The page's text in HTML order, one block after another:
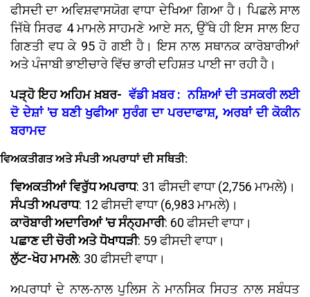
ਫੀਸਦੀ ਦਾ ਅਵਿਸ਼ਵਾਸਯੋਗ ਵਾਧਾ ਦੇਖਿਆ ਗਿਆ ਹੈ। ਪਿਛਲੇ ਸਾਲ
ਜਿੱਥੇ ਸਿਰਫ 4 ਮਾਮਲੇ ਸਾਹਮਣੇ ਆਏ ਸਨ, ਉੱਥੇ ਹੀ ਇਸ ਸਾਲ ਇਹ
ਗਿਣਤੀ ਵਧ ਕੇ 95 ਹੋ ਗਈ ਹੈ। ਇਸ ਨਾਲ ਸਥਾਨਕ ਕਾਰੋਬਾਰੀਆਂ
ਅਤੇ ਪੰਜਾਬੀ ਭਾਈਚਾਰੇ ਵਿੱਚ ਭਾਰੀ ਦਹਿਸ਼ਤ ਪਾਈ ਜਾ ਰਹੀ ਹੈ।
ਪੜ੍ਹੋ ਇਹ ਅਹਿਮ ਖ਼ਬਰ- ਵੱਡੀ ਖ਼ਬਰ : ਨਸ਼ਿਆਂ ਦੀ ਤਸਕਰੀ ਲਈ
ਦੋ ਦੇਸ਼ਾਂ 'ਚ ਬਣੀ ਖੁਫੀਆ ਸੁਰੰਗ ਦਾ ਪਰਦਾਫਾਸ਼, ਅਰਬਾਂ ਦੀ ਕੋਕੀਨ
ਬਰਾਮਦ
ਵਿਅਕਤੀਗਤ ਅਤੇ ਸੰਪਤੀ ਅਪਰਾਧਾਂ ਦੀ ਸਥਿਤੀ:
ਵਿਅਕਤੀਆਂ ਵਿਰੁੱਧ ਅਪਰਾਧ: 31 ਫੀਸਦੀ ਵਾਧਾ (2,756 ਮਾਮਲੇ)।
ਸੰਪਤੀ ਅਪਰਾਧ: 12 ਫੀਸਦੀ ਵਾਧਾ (6,983 ਮਾਮਲੇ)।
ਕਾਰੋਬਾਰੀ ਅਦਾਰਿਆਂ 'ਚ ਸੰਨ੍ਹਮਾਰੀ: 60 ਫੀਸਦੀ ਵਾਧਾ।
ਪਛਾਣ ਦੀ ਚੋਰੀ ਅਤੇ ਧੋਖਾਧੜੀ: 59 ਫੀਸਦੀ ਵਾਧਾ।
ਲੁੱਟ-ਖੋਹ ਮਾਮਲੇ: 30 ਫੀਸਦੀ ਵਾਧਾ।
ਅਪਰਾਧਾਂ ਦੇ ਨਾਲ-ਨਾਲ ਪੁਲਿਸ ਨੇ ਮਾਨਸਿਕ ਸਿਹਤ ਨਾਲ ਸਬੰਧਤ